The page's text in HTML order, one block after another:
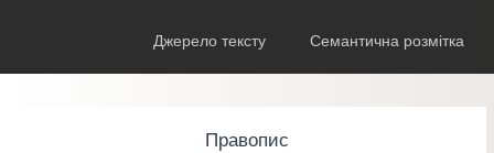
Джерело тексту Семантична розмітка
Правопис